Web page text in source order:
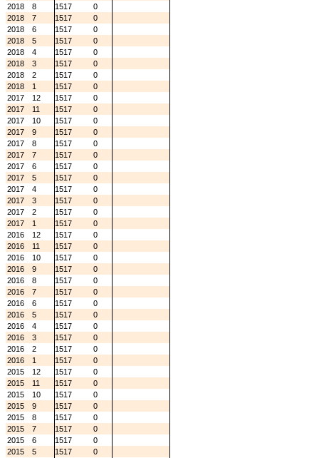
2018
8 1517
0
2018
7 1517
0
2018
6 1517
0
2018
5 1517
0
2018
4 1517
0
2018
3 1517
0
2018
2 1517
0
2018
1 1517
0
2017
12 1517
0
2017
11 1517
0
2017
10 1517
0
2017
9 1517
0
2017
8 1517
0
2017
7 1517
0
2017
6 1517
0
2017
5 1517
0
2017
4 1517
0
2017
3 1517
0
2017
2 1517
0
2017
1 1517
0
2016
12 1517
0
2016
11 1517
0
2016
10 1517
0
2016
9 1517
0
2016
8 1517
0
2016
7 1517
0
2016
6 1517
0
2016
5 1517
0
2016
4 1517
0
2016
3 1517
0
2016
2 1517
0
2016
1 1517
0
2015
12 1517
0
2015
11 1517
0
2015
10 1517
0
2015
9 1517
0
2015
8 1517
0
2015
7 1517
0
2015
6 1517
0
2015
5 1517
0